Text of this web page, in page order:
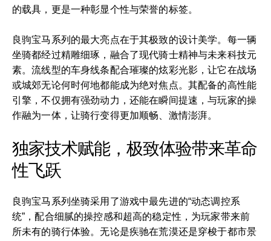
的载具，更是一种彰显个性与荣誉的标签。
良驹宝马系列的最大亮点在于其极致的设计美学。每一辆
坐骑都经过精雕细琢，融合了现代骑士精神与未来科技元
素。流线型的车身线条配合璀璨的炫彩光影，让它在战场
或城郊无论何时何地都能成为绝对焦点。其配备的高性能
引擎，不仅拥有强劲动力，还能在瞬间提速，与玩家的操
作融为一体，让骑行变得更加顺畅、激情澎湃。
独家技术赋能，极致体验带来革命
性飞跃
良驹宝马系列坐骑采用了游戏中最先进的“动态调控系
统”，配合细腻的操控感和超高的稳定性，为玩家带来前
所未有的骑行体验。无论是疾驰在荒漠还是穿梭于都市景